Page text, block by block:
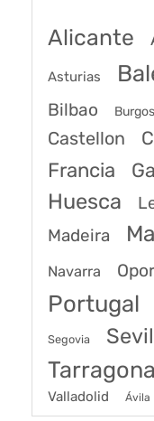
Alicante
Asturias
Bilbao Burgos
Castellon
Francia
Huesca
Madeira
Navarra
Portugal
Segovia
Tarragona
Valladolid Ávila